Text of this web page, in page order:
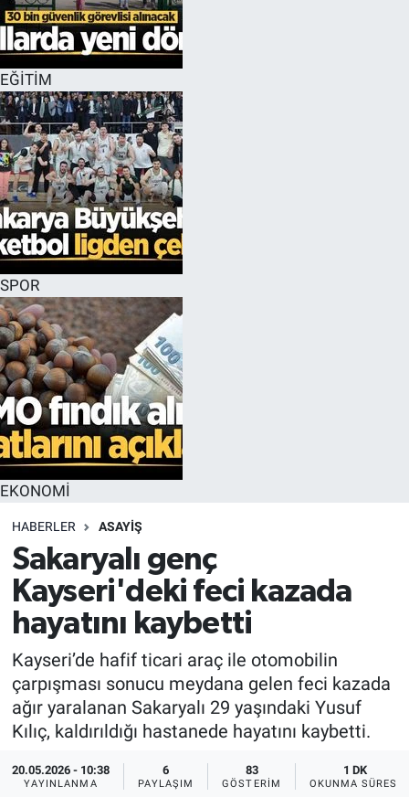
EĞİTİM
SPOR
EKONOMİ
HABERLER ASAYİŞ
Sakaryalı genç
Kayseri'deki feci kazada
hayatını kaybetti
Kayseri’de hafif ticari araç ile otomobilin
çarpışması sonucu meydana gelen feci kazada
ağır yaralanan Sakaryalı 29 yaşındaki Yusuf
Kılıç, kaldırıldığı hastanede hayatını kaybetti.
20.05.2026 - 10:38
YAYINLANMA
6
PAYLAŞIM
83
GÖSTERIM
1 DK
OKUNMA SÜRESI